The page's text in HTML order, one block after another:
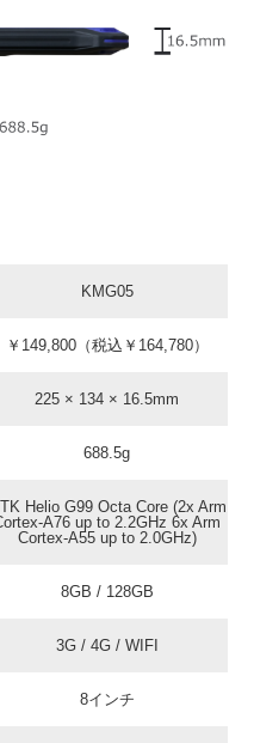
KMG05
￥149,800（税込￥164,780）
225 × 134 × 16.5mm
688.5g
Helio G99 Octa Core (2x Arm
A76 up to 2.2GHz 6x Arm
Cortex-A55 up to 2.0GHz)
8GB / 128GB
3G / 4G / WIFI
8インチ